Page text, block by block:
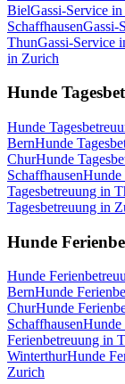
BielGassi-Service
SchaffhausenGassi-
ThunGassi-Service
in Zurich
Hunde
Hunde
BernHunde
ChurHunde
SchaffhausenHunde
Tagesbetreuung in
Tagesbetreuung in
Hunde
Hunde
BernHunde
ChurHunde
SchaffhausenHunde
Ferienbetreuung in
WinterthurHunde
Zurich